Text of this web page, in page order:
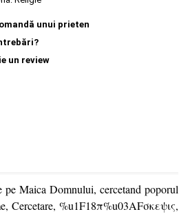
unui prieten
un review
pe Maica Domnului, cercetand poporul
Cercetare, %u1F18π%u03AFσκεψις,